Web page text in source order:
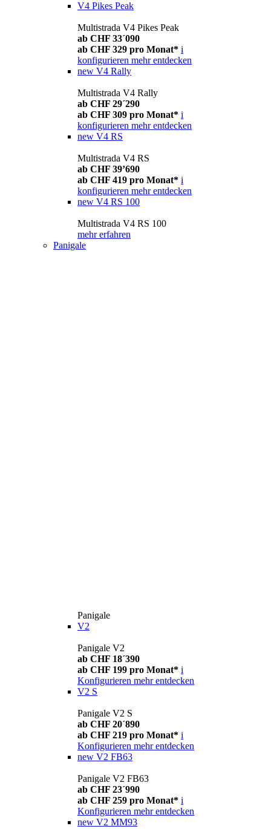
V4 Pikes Peak
Multistrada V4 Pikes Peak
ab CHF 33´090
ab CHF 329 pro Monat* i
konfigurieren mehr entdecken
new V4 Rally
Multistrada V4 Rally
ab CHF 29´290
ab CHF 309 pro Monat* i
konfigurieren mehr entdecken
new V4 RS
Multistrada V4 RS
ab CHF 39’690
ab CHF 419 pro Monat* i
konfigurieren mehr entdecken
new V4 RS 100
Multistrada V4 RS 100
mehr erfahren
Panigale
Panigale
V2
Panigale V2
ab CHF 18´390
ab CHF 199 pro Monat* i
Konfigurieren mehr entdecken
V2 S
Panigale V2 S
ab CHF 20´890
ab CHF 219 pro Monat* i
Konfigurieren mehr entdecken
new V2 FB63
Panigale V2 FB63
ab CHF 23´990
ab CHF 259 pro Monat* i
Konfigurieren mehr entdecken
new V2 MM93